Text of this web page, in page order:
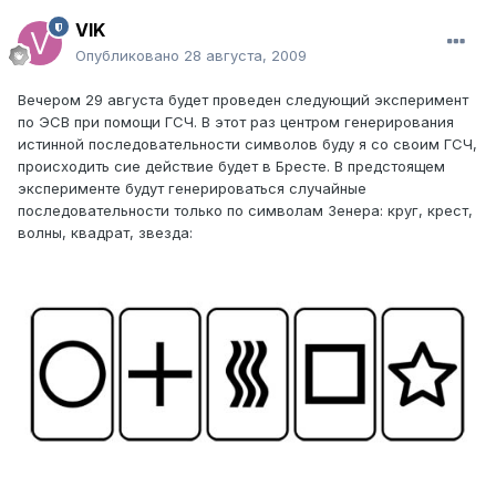
VIK
Опубликовано 28 августа, 2009
Вечером 29 августа будет проведен следующий эксперимент
по ЭСВ при помощи ГСЧ. В этот раз центром генерирования
истинной последовательности символов буду я со своим ГСЧ,
происходить сие действие будет в Бресте. В предстоящем
эксперименте будут генерироваться случайные
последовательности только по символам Зенера: круг, крест,
волны, квадрат, звезда: